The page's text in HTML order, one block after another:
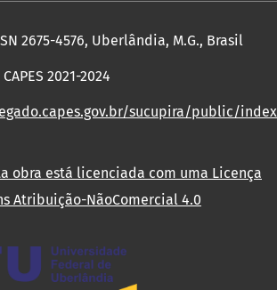
2675-4576, Uberlândia, M.G., Brasil
2021-2024
sucupira/public/
obra está licenciada com uma Licença
Atribuição-NãoComercial 4.0